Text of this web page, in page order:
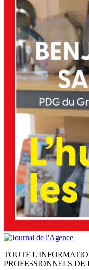
TOUTE
PROFESSIONNELS